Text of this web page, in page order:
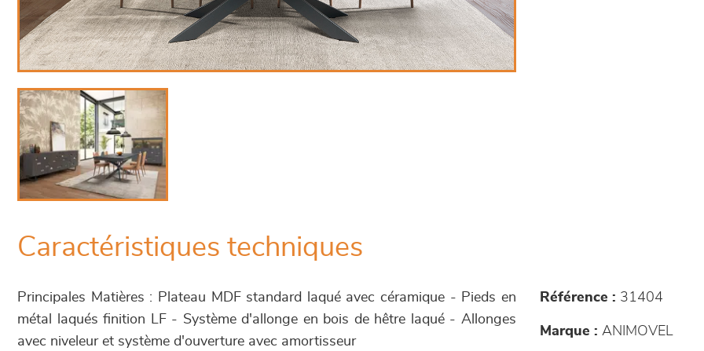
Caractéristiques techniques
Principales Matières : Plateau MDF standard laqué avec céramique - Pieds en
métal laqués finition LF - Système d'allonge en bois de hêtre laqué - Allonges
avec niveleur et système d'ouverture avec amortisseur
Référence : 31404
Marque : ANIMOVEL